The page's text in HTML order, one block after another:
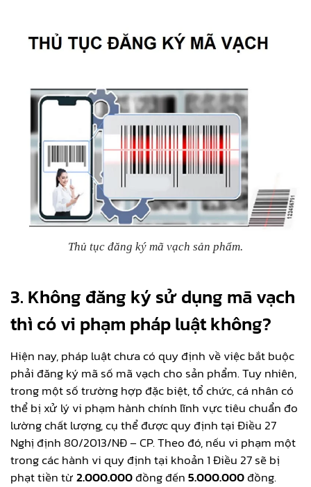
Thủ tục đăng ký mã vạch sản phẩm.
3. Không đăng ký sử dụng mã vạch
thì có vi phạm pháp luật không?
Hiện nay, pháp luật chưa có quy định về việc bắt buộc
phải đăng ký mã số mã vạch cho sản phẩm. Tuy nhiên,
trong một số trường hợp đặc biệt, tổ chức, cá nhân có
thể bị xử lý vi phạm hành chính lĩnh vực tiêu chuẩn đo
lường chất lượng, cụ thể được quy định tại Điều 27
Nghị định 80/2013/NĐ – CP. Theo đó, nếu vi phạm một
trong các hành vi quy định tại khoản 1 Điều 27 sẽ bị
phạt tiền từ2.000.000đồng đến5.000.000đồng.